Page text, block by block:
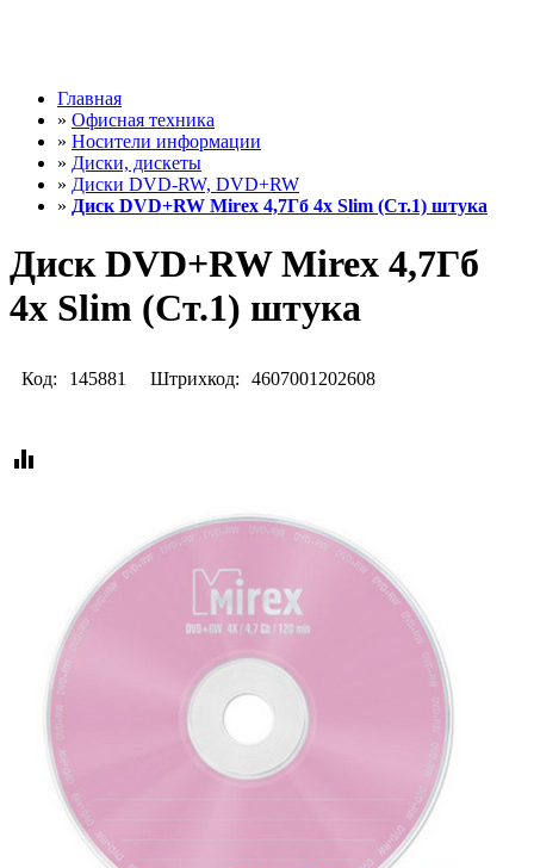
Главная
» Офисная техника
» Носители информации
» Диски, дискеты
» Диски DVD-RW, DVD+RW
» Диск DVD+RW Mirex 4,7Гб 4x Slim (Ст.1) штука
Диск DVD+RW Mirex 4,7Гб
4x Slim (Ст.1) штука
Код: 145881 Штрихкод: 4607001202608
equalizer